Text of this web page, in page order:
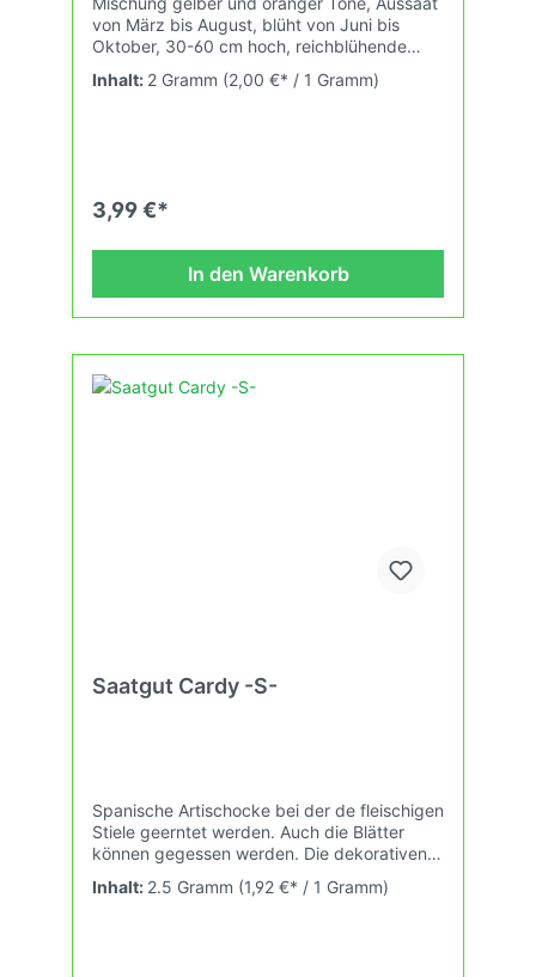
von März bis August, blüht von Juni bis
Oktober, 30-60 cm hoch, reichblühende
Schnittblume; Heilpflanze. Etwa 100
Pflanzen
Inhalt: 2 Gramm (2,00 €* / 1 Gramm)
3,99 €*
In den Warenkorb
Saatgut Cardy -S-
Spanische Artischocke bei der de fleischigen
Stiele geerntet werden. Auch die Blätter
können gegessen werden. Die dekorativen,
grossen Pflanzen werden im Herbst gerodet
und im Dunkeln gebleicht. Attraktive Blüte
Inhalt: 2.5 Gramm (1,92 €* / 1 Gramm)